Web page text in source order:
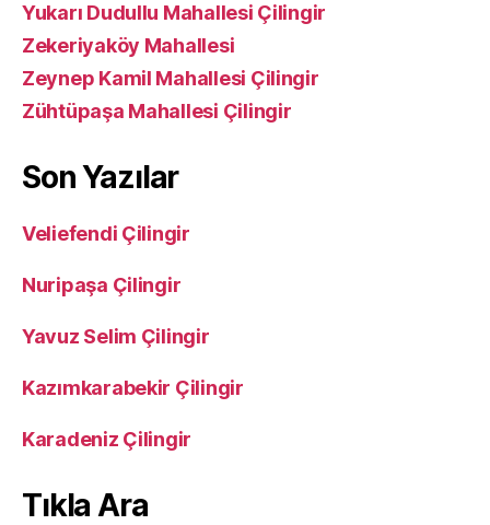
Yukarı Dudullu Mahallesi Çilingir
Zekeriyaköy Mahallesi
Zeynep Kamil Mahallesi Çilingir
Zühtüpaşa Mahallesi Çilingir
Son Yazılar
Veliefendi Çilingir
Nuripaşa Çilingir
Yavuz Selim Çilingir
Kazımkarabekir Çilingir
Karadeniz Çilingir
Tıkla Ara